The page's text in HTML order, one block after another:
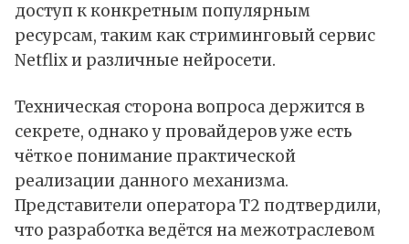
доступ к конкретным популярным
ресурсам, таким как стриминговый сервис
Netflix и различные нейросети.
Техническая сторона вопроса держится в
секрете, однако у провайдеров уже есть
чёткое понимание практической
реализации данного механизма.
Представители оператора T2 подтвердили,
что разработка ведётся на межотраслевом